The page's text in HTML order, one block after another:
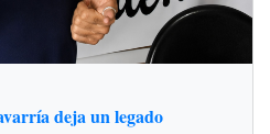
deja un legado